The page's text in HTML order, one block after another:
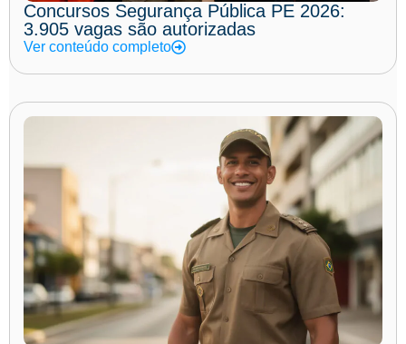
Concursos Segurança Pública PE 2026:
3.905 vagas são autorizadas
Ver conteúdo completo